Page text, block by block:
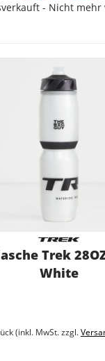
- Nicht
Trek
White
(inkl. MwSt. zzgl.